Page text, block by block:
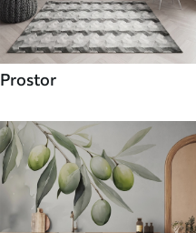
Prostor